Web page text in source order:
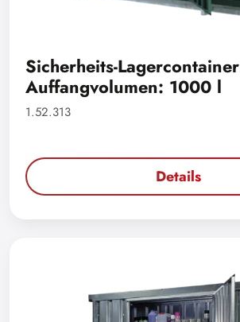
Sicherheits-Lagercontainer
Auffangvolumen: 1000 l
1.52.313
Details